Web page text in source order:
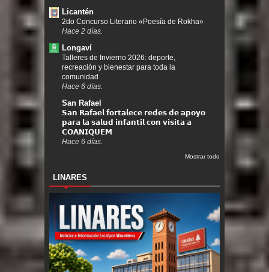
Licantén
2do Concurso Literario «Poesía de Rokha»
Hace 2 días.
Longaví
Talleres de Invierno 2026: deporte,
recreación y bienestar para toda la
comunidad
Hace 6 días.
San Rafael
𝗦𝗮𝗻 𝗥𝗮𝗳𝗮𝗲𝗹 𝗳𝗼𝗿𝘁𝗮𝗹𝗲𝗰𝗲 𝗿𝗲𝗱𝗲𝘀 𝗱𝗲 𝗮𝗽𝗼𝘆𝗼
𝗽𝗮𝗿𝗮 𝗹𝗮 𝘀𝗮𝗹𝘂𝗱 𝗶𝗻𝗳𝗮𝗻𝘁𝗶𝗹 𝗰𝗼𝗻 𝘃𝗶𝘀𝗶𝘁𝗮 𝗮
𝗖𝗢𝗔𝗡𝗜𝗤𝗨𝗘𝗠
Hace 6 días.
Mostrar todo
LINARES